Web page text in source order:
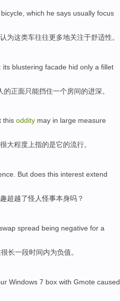
bicycle which he says usually focus
认为这类车往往更多地关注于舒适性。
: its blustering facade hid only a fillet
的正面只能挡住一个房间的进深。
this oddity may in large measure
大程度上指的是它的流行。
But does this interest extend
超越了怪人怪事本身吗？
spread being negative for a
很长一段时间内为负值。
Windows 7 box with Gmote caused